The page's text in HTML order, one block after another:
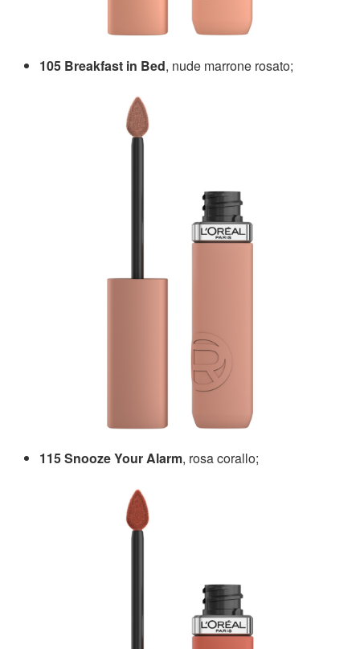
105 Breakfast in Bed, nude marrone rosato;
115 Snooze Your Alarm, rosa corallo;